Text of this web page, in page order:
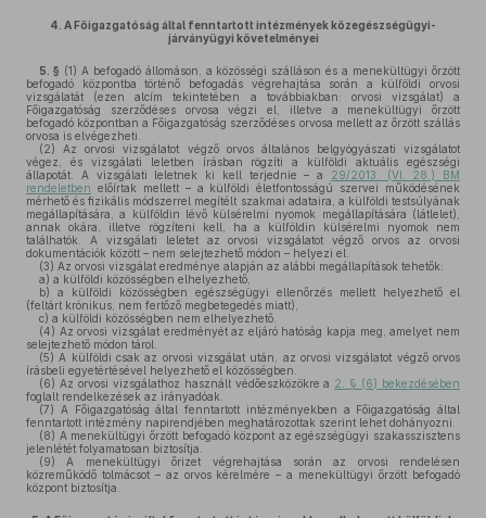
4. A Főigazgatóság által fenntartott intézmények közegészségügyi-
járványügyi követelményei
5. § (1) A befogadó állomáson, a közösségi szálláson és a menekültügyi őrzött
befogadó központba történő befogadás végrehajtása során a külföldi orvosi
vizsgálatát (ezen alcím tekintetében a továbbiakban: orvosi vizsgálat) a
Főigazgatóság szerződéses orvosa végzi el, illetve a menekültügyi őrzött
befogadó központban a Főigazgatóság szerződéses orvosa mellett az őrzött szállás
orvosa is elvégezheti.
(2) Az orvosi vizsgálatot végző orvos általános belgyógyászati vizsgálatot
végez, és vizsgálati leletben írásban rögzíti a külföldi aktuális egészségi
állapotát. A vizsgálati leletnek ki kell terjednie – a
29/2013. (VI. 28.) BM
rendeletben előírtak mellett – a külföldi életfontosságú szervei működésének
mérhető és fizikális módszerrel megítélt szakmai adataira, a külföldi testsúlyának
megállapítására, a külföldin lévő külsérelmi nyomok megállapítására (látlelet),
annak okára, illetve rögzíteni kell, ha a külföldin külsérelmi nyomok nem
találhatók. A vizsgálati leletet az orvosi vizsgálatot végző orvos az orvosi
dokumentációk között – nem selejtezhető módon – helyezi el.
(3) Az orvosi vizsgálat eredménye alapján az alábbi megállapítások tehetők:
a) a külföldi közösségben elhelyezhető,
b) a külföldi közösségben egészségügyi ellenőrzés mellett helyezhető el
(feltárt krónikus, nem fertőző megbetegedés miatt),
c) a külföldi közösségben nem elhelyezhető.
(4) Az orvosi vizsgálat eredményét az eljáró hatóság kapja meg, amelyet nem
selejtezhető módon tárol.
(5) A külföldi csak az orvosi vizsgálat után, az orvosi vizsgálatot végző orvos
írásbeli egyetértésével helyezhető el közösségben.
(6) Az orvosi vizsgálathoz használt védőeszközökre a 2. § (6) bekezdésében
foglalt rendelkezések az irányadóak.
(7) A Főigazgatóság által fenntartott intézményekben a Főigazgatóság által
fenntartott intézmény napirendjében meghatározottak szerint lehet dohányozni.
(8) A menekültügyi őrzött befogadó központ az egészségügyi szakasszisztens
jelenlétét folyamatosan biztosítja.
(9) A menekültügyi őrizet végrehajtása során az orvosi rendelésen
közreműködő tolmácsot – az orvos kérelmére – a menekültügyi őrzött befogadó
központ biztosítja.